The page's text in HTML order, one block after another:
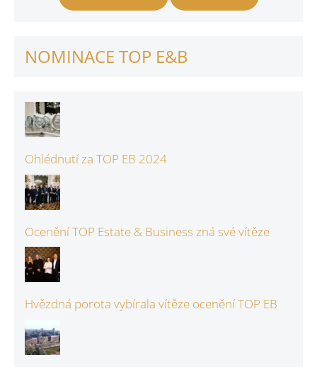
NOMINACE TOP E&B
Ohlédnutí za TOP EB 2024
Ocenění TOP Estate & Business zná své vítěze
Hvězdná porota vybírala vítěze ocenění TOP EB